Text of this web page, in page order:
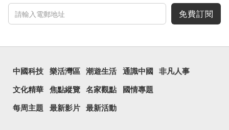
飛。」也是指天清氣明，鳥
兒可高飛。
「朤朤脆脆」就是形容
免費訂閱
中國科技 樂活灣區 潮遊生活 通識中國 非凡人事
文化精華 焦點縱覽 名家觀點 國情專題
每周主題 最新影片 最新活動